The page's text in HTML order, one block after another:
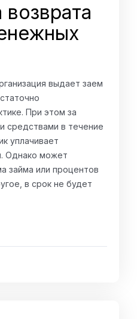
выдает заем
При этом за
средствами в течение
уплачивает
Однако может
займа или процентов
в срок не будет